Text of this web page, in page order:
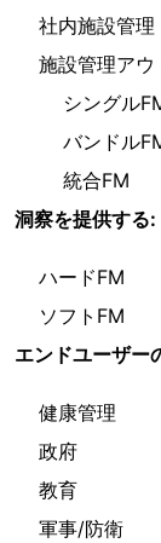
社内施設管理
施設管理ア
シングル
バンドル
統合FM
洞察を提供する:
ハードFM
ソフトFM
エンドユーザー
健康管理
政府
教育
軍事/防衛